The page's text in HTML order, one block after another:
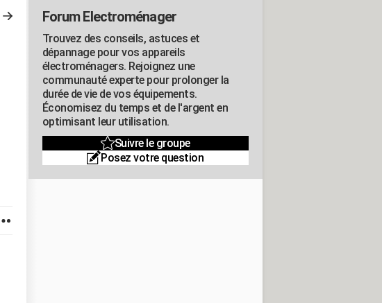
Forum Electroménager
Trouvez des conseils, astuces et
dépannage pour vos appareils
électroménagers. Rejoignez une
communauté experte pour prolonger la
durée de vie de vos équipements.
Économisez du temps et de l'argent en
optimisant leur utilisation.
Suivre le groupe
Posez votre question